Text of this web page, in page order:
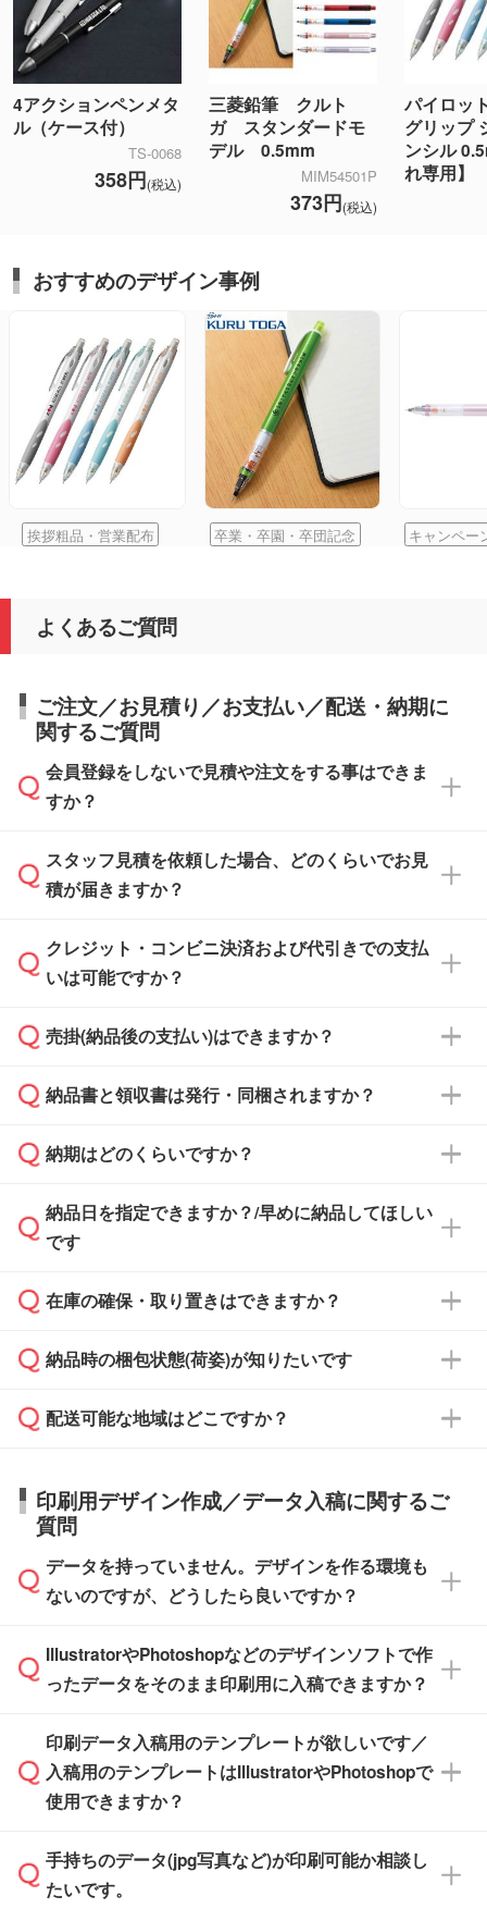
4アクションペンメタ
ル（ケース付）
TS-0068
358円(税込)
三菱鉛筆 クルト
ガ スタンダードモ
デル 0.5mm
MIM54501P
373円(税込)
パイロッ
グリップ
ンシル
れ専用】
おすすめのデザイン事例
挨拶粗品・営業配布 卒業・卒園・卒団記念 キャンペー
よくあるご質問
ご注文／お見積り／お支払い／配送・納期に
関するご質問
会員登録をしないで見積や注文をする事はできま
すか？
可能です。見積・注文フォームにて『ゲストの
まま進む』ボタンからお進みのうえ、ご依頼く
スタッフ見積を依頼した場合、どのくらいでお見
積が届きますか？
通常、翌営業日までにお送りしております。混
雑状況によっては、お時間をいただくこともご
依頼いただいた場合は、翌営業日以降のご連絡
クレジット・コンビニ決済および代引きでの支払
いは可能ですか？
銀行振込のみのご対応となります。
売掛(納品後の支払い)はできますか？
基本的には先入金をお願いしておりますが、自
どの場合は、月末締め翌月末払いに対応可能で
また、卒業・卒園記念品で対策委員会や個人様
校や幼稚園・保育園であれば、同様の条件でご
ご希望の際は担当スタッフまでお気軽にご相談
ください。
納品書と領収書は発行・同梱されますか？
納品書・領収書は ご依頼をいただいた場合の
ず、通常はPDFデータをメール添付でお送りし
ます。
たは注文フォームの『ご注文に関する備考欄』
納期はどのくらいですか？
・印刷する場合(500個程度)
ご入金、イメージ画像の校了から約2週間～2
ご入金確認後、1～2営業日で出荷いたしま
タッフまでお問い合わせください。
ル」に注文予定日をご入力いただくと、おおよ
その締切日や出荷目安をご確認いただけます。
品が決まりましたらお早めのご発注をお願いい
たします。
※土日祝日を除く営業日換算です。
※沖縄・離島は追加日数がかかります。
納品日を指定できますか？/早めに納品してほしい
です
ご希望の納期がある場合は、お問い合わせ・お
い。
応が可能かご案内いたします。
す。>>対象商品はこちら
※最短出荷日は商品によって異なります。各商
品ページにてご確認ください
在庫の確保・取り置きはできますか？
ご入金確認後に在庫を確保し、注文確定のご連
はできかねますので予めご了承ください。
納品時の梱包状態(荷姿)が知りたいです
商品によって異なります。各ページにある商品
す。(白箱、化粧箱、ブリスターパックなど)
【袋入り】 商品がひとつずつ袋に入っていま
す。(透明袋、デザイン袋など)
【個包装なし】 個包装がされていない状態で
※化粧箱から白箱への入れ替えや、オリジナル
箱の作成は原則承っておりません。
配送可能な地域はどこですか？
日本全国へお届けが可能です。なお、海外への
直接納品は行っておりませんので予めご了承く
ださい。
印刷用デザイン作成／データ入稿に関するご
質問
データを持っていません。デザインを作る環境も
ないのですが、どうしたら良いですか？
無料の「デザインシミュレーター」を使えば、
PCやスマホから簡単にデザインを作成できま
ザインソフトがなくても安心です。
また、「データ作成サービス
せいただければ、弊社にて無料でデザインデー
タを1点作成いたします。
IllustratorやPhotoshopなどのデザインソフトで作
ったデータをそのまま印刷用に入稿できますか？
IllustratorやPhotoshop、CLIP STUDIOなどのデ
ザインソフトでこだわりのデザインを作成した
い方は、完全データ入稿
積・ご注文フォームにアップロードしてご入稿
ください。
印刷データ入稿用のテンプレートが欲しいです／
入稿用のテンプレートはIllustratorやPhotoshopで
使用できますか？
一部商品は入稿用テンプレートのご用意があり
ます。各商品ページの『印刷方法・テンプレー
手持ちのデータ(jpg写真など)が印刷可能か相談し
たいです。